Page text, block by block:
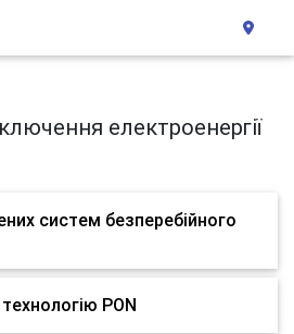
електроенергії
систем безперебійного
PON